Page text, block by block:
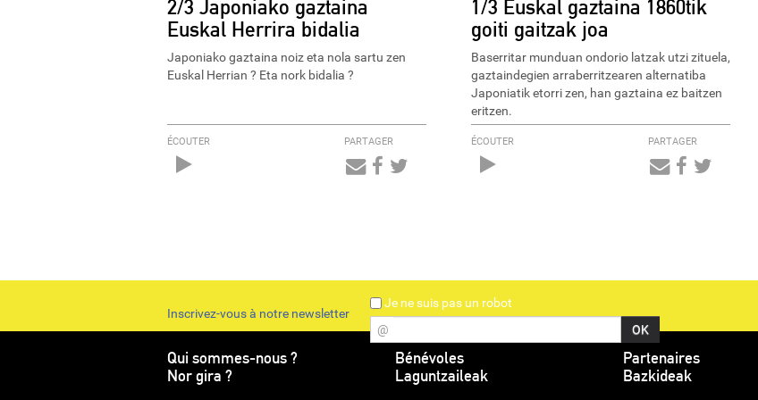
2/3 Japoniako gaztaina
Euskal Herrira bidalia
Japoniako gaztaina noiz eta nola sartu zen
Euskal Herrian ? Eta nork bidalia ?
ÉCOUTER PARTAGER
1/3 Euskal gaztaina 1860tik
goiti gaitzak joa
Baserritar munduan ondorio latzak utzi zituela,
gaztaindegien arraberritzearen alternatiba
Japoniatik etorri zen, han gaztaina ez baitzen
eritzen.
ÉCOUTER PARTAGER
Inscrivez-vous à notre newsletter
Je ne suis pas un robot
@
Qui sommes-nous ?
Nor gira ?
Bénévoles
Laguntzaileak
Partenaires
Bazkideak